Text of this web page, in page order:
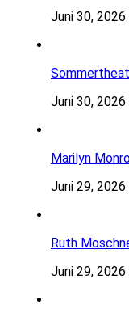
Juni 30, 2026
Juni 30, 2026
Marilyn
Juni 29, 2026
Ruth
Juni 29, 2026